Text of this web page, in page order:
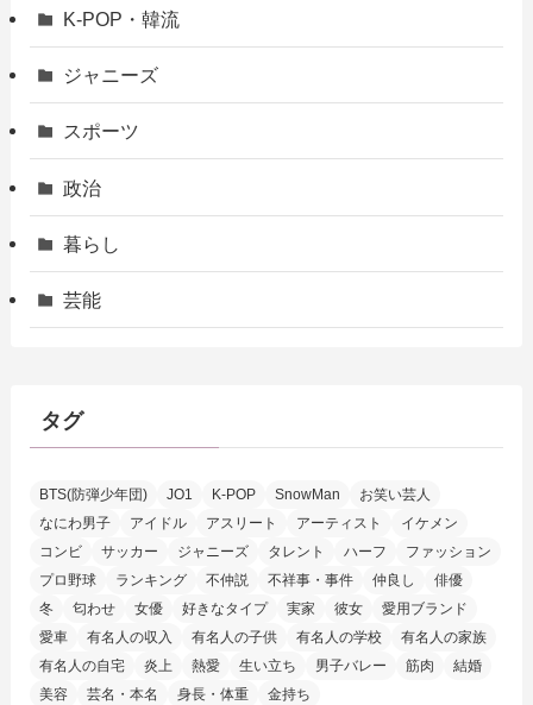
K-POP・韓流
ジャニーズ
スポーツ
政治
暮らし
芸能
タグ
BTS(防弾少年団) JO1 K-POP SnowMan
お笑い芸人
なにわ男子
アイドル アスリート アーティスト
イケメン
コンビ
サッカー ジャニーズ タレント ハーフ
ファッション
プロ野球
ランキング 不仲説 不祥事・事件 仲良し
俳優
冬
匂わせ 女優 好きなタイプ 実家 彼女
愛用ブランド
愛車
有名人の収入 有名人の子供 有名人の学校
有名人の家族
有名人の自宅
炎上 熱愛 生い立ち 男子バレー 筋肉
結婚
美容
芸名・本名 身長・体重 金持ち